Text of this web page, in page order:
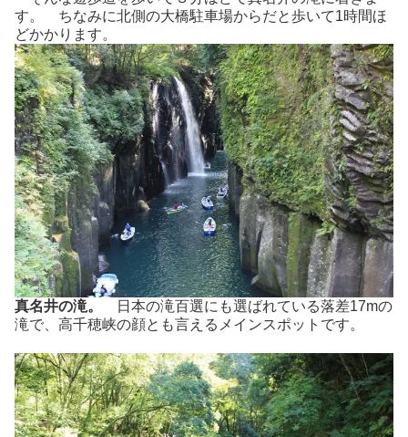
す。 ちなみに北側の大橋駐車場からだと歩いて1時間ほ
どかかります。
真名井の滝。
日本の滝百選にも選ばれている落差17mの
滝で、高千穂峡の顔とも言えるメインスポットです。